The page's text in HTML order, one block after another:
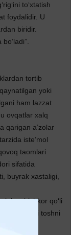
to‘xtatish
foydalidir. U
biridir.
tortib
yoki
ham lazzat
ovqatlar xalq
qarigan a’zolar
iste’mol
taomlari
sifatida
buyrak xastaligi,
mirishkor qo‘li
buyrakdagi toshni